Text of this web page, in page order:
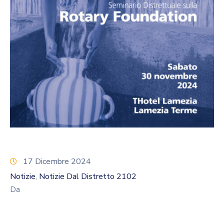
Programmi
Calendario
Documenti
17 Dicembre 2024
Notizie‚ Notizie Dal Distretto 2102
Da